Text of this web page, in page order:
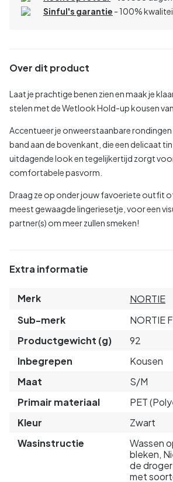
Sinful's garantie - 100%
Over dit product
Laat je prachtige benen zien en maak je
stelen met de Wetlook Hold-up kousen van
Accentueer je onweerstaanbare
band aan de bovenkant, die een delicaat
uitdagende look en tegelijkertijd zorgt
comfortabele pasvorm.
Draag ze op onder jouw favoeriete outfit
meest gewaagde lingeriesetje, voor een
partner(s) om meer zullen smeken!
Extra informatie
Merk
NORTIE
Sub-merk
NORTIE
Productgewicht (g)
92
Inbegrepen
Kousen
Maat
S/M
Primair materiaal
PET
Kleur
Zwart
Wasinstructie
Wassen
bleken,
de
met